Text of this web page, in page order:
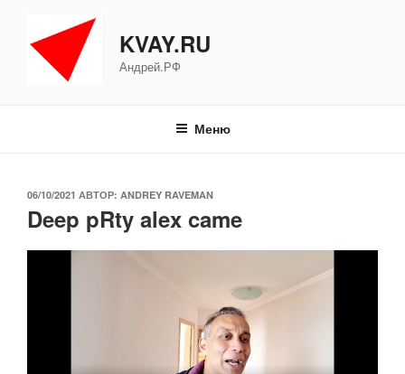
содержимому
KVAY.RU
Андрей.РФ
Меню
ОПУБЛИКОВАНО
06/10/2021 АВТОР: ANDREY RAVEMAN
Deep pRty alex came